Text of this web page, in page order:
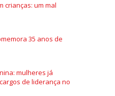
crianças: um mal
35 anos de
mulheres já
de liderança no